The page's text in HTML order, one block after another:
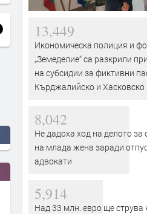
13,449
Икономическа полиция и
„Земеделие“ са разкрили
на субсидии за фиктивни
Кърджалийско и Хасковско
8,042
Не дадоха ход на делото за
на млада жена заради
адвокати
5,914
Над 33 млн. евро ще струва